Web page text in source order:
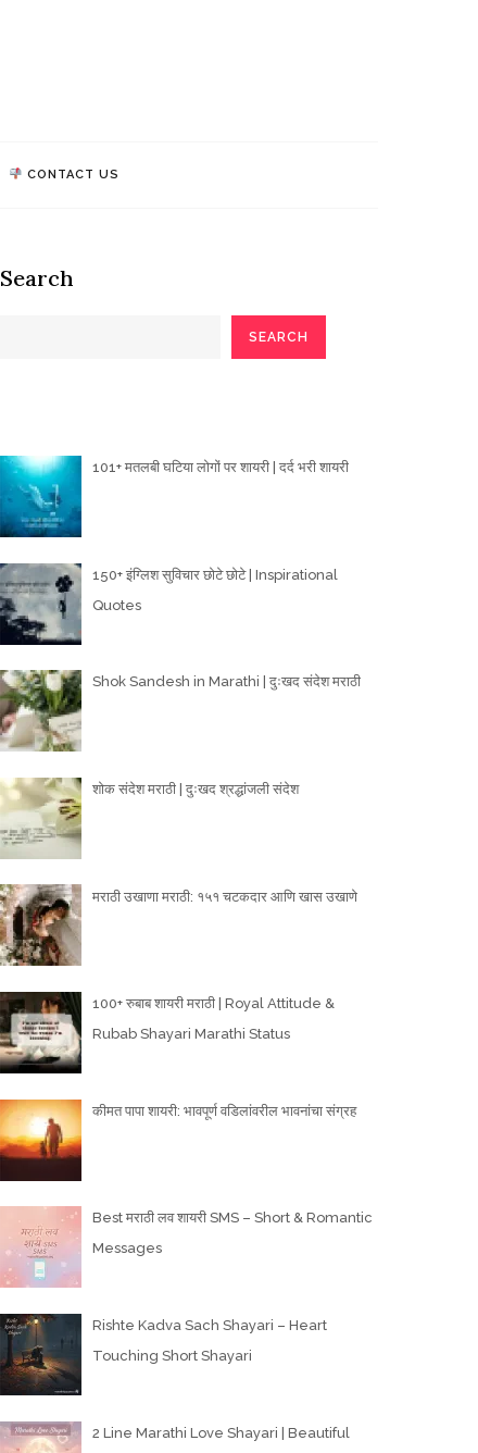
CONTACT US
Search
SEARCH
101+ मतलबी घटिया लोगों पर शायरी | दर्द भरी शायरी
150+ इंग्लिश सुविचार छोटे छोटे | Inspirational
Quotes
Shok Sandesh in Marathi | दुःखद संदेश मराठी
शोक संदेश मराठी | दुःखद श्रद्धांजली संदेश
मराठी उखाणा मराठी: १५१ चटकदार आणि खास उखाणे
100+ रुबाब शायरी मराठी | Royal Attitude &
Rubab Shayari Marathi Status
कीमत पापा शायरी: भावपूर्ण वडिलांवरील भावनांचा संग्रह
Best मराठी लव शायरी SMS – Short & Romantic
Messages
Rishte Kadva Sach Shayari – Heart
Touching Short Shayari
2 Line Marathi Love Shayari | Beautiful